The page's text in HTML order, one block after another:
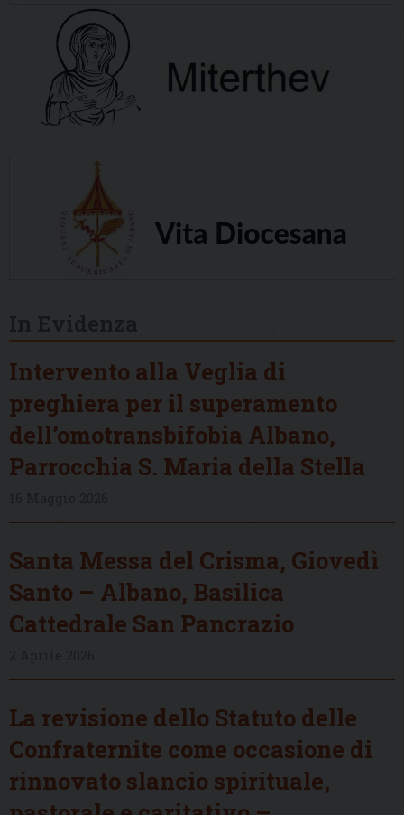
Intervento alla Veglia di
preghiera per il superamento
dell’omotransbifobia Albano,
Parrocchia S. Maria della Stella
Santa Messa del Crisma, Giovedì
Santo – Albano, Basilica
Cattedrale San Pancrazio
La revisione dello Statuto delle
Confraternite come occasione di
rinnovato slancio spirituale,